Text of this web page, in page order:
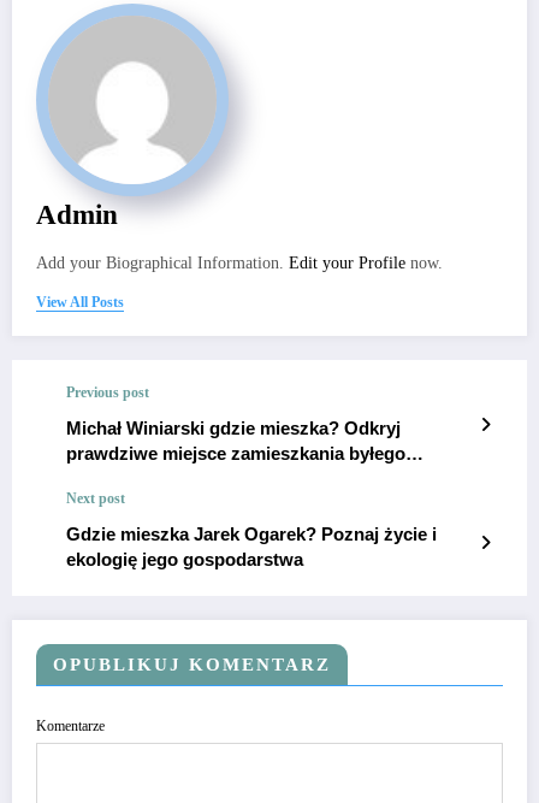
Admin
Add your Biographical Information. Edit your Profile now.
View All Posts
Previous post
Michał Winiarski gdzie mieszka? Odkryj
prawdziwe miejsce zamieszkania byłego
Next post
Gdzie mieszka Jarek Ogarek? Poznaj życie i
ekologię jego gospodarstwa
OPUBLIKUJ KOMENTARZ
Komentarze